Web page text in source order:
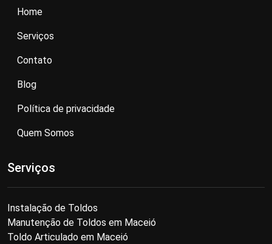
Home
Serviços
Contato
Blog
Política de privacidade
Quem Somos
Serviços
Instalação de Toldos
Manutenção de Toldos em Maceió
Toldo Articulado em Maceió